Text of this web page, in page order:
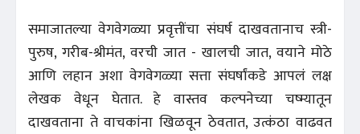
समाजातल्या वेगवेगळ्या प्रवृत्तींचा संघर्ष दाखवतानाच स्त्री-
पुरुष, गरीब-श्रीमंत, वरची जात - खालची जात, वयाने मोठे
आणि लहान अशा वेगवेगळ्या सत्ता संघर्षांकडे आपलं लक्ष
लेखक वेधून घेतात. हे वास्तव कल्पनेच्या चष्म्यातून
दाखवताना ते वाचकांना खिळवून ठेवतात, उत्कंठा वाढवत